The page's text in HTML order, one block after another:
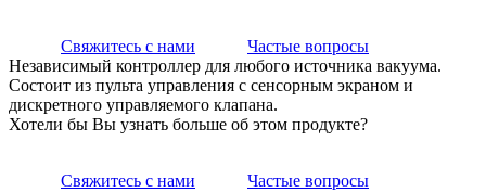
Свяжитесь с нами
Частые вопросы
Независимый контроллер для любого источника вакуума.
Состоит из пульта управления с сенсорным экраном и
дискретного управляемого клапана.
Хотели бы Вы узнать больше об этом продукте?
Свяжитесь с нами Частые вопросы